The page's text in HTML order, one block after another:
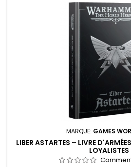
MARQUE: GAMES
LIBER ASTARTES – LIVRE
LOYALISTES